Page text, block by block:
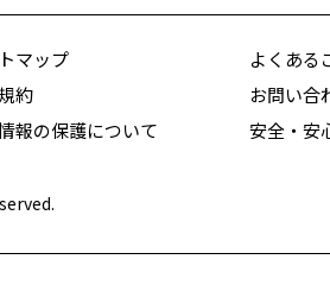
マップ
約
報の保護について
よくある
お問い合
安全・安